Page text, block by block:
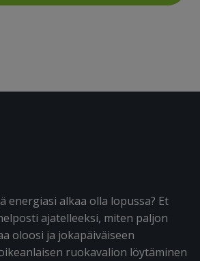
energiasi alkaa olla lopussa? Et
ajatelleeksi, miten paljon
oloosi ja jokapäiväiseen
ruokavalion löytäminen